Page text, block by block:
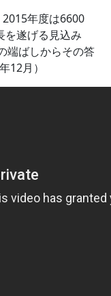
年度は6600
を遂げる見込み
端ばしからその答
12月）